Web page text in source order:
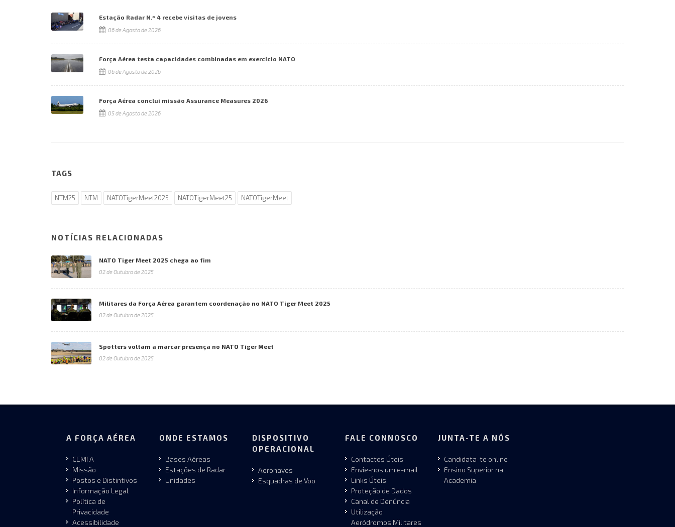
Estação Radar N.º 4 recebe visitas de jovens
06 de Agosto de 2026
Força Aérea testa capacidades combinadas em exercício NATO
06 de Agosto de 2026
Força Aérea conclui missão Assurance Measures 2026
05 de Agosto de 2026
TAGS
NTM25 NTM NATOTigerMeet2025 NATOTigerMeet25 NATOTigerMeet
NOTÍCIAS RELACIONADAS
NATO Tiger Meet 2025 chega ao fim
02 de Outubro de 2025
Militares da Força Aérea garantem coordenação no NATO Tiger Meet 2025
02 de Outubro de 2025
Spotters voltam a marcar presença no NATO Tiger Meet
02 de Outubro de 2025
A FORÇA AÉREA
CEMFA
Missão
Postos e Distintivos
Informação Legal
Política de
Privacidade
Acessibilidade
ONDE ESTAMOS
Bases Aéreas
Estações de Radar
Unidades
DISPOSITIVO
OPERACIONAL
Aeronaves
Esquadras de Voo
FALE CONNOSCO
Contactos Úteis
Envie-nos um e-mail
Links Úteis
Proteção de Dados
Canal de Denúncia
Utilização
Aeródromos Militares
JUNTA-TE A NÓS
Candidata-te online
Ensino Superior na
Academia